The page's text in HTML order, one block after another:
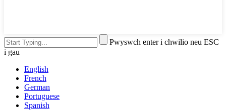
Pwyswch enter i chwilio neu ESC
i gau
English
French
German
Portuguese
Spanish